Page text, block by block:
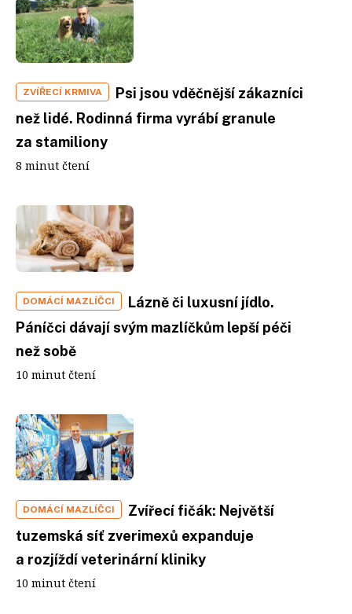
ZVÍŘECÍ KRMIVA
Psi jsou vděčnější zákazníci
než lidé. Rodinná firma vyrábí granule
za stamiliony
8 minut čtení
DOMÁCÍ MAZLÍČCI
Lázně či luxusní jídlo.
Páníčci dávají svým mazlíčkům lepší péči
než sobě
10 minut čtení
DOMÁCÍ MAZLÍČCI
Zvířecí fičák: Největší
tuzemská síť zverimexů expanduje
a rozjíždí veterinární kliniky
10 minut čtení